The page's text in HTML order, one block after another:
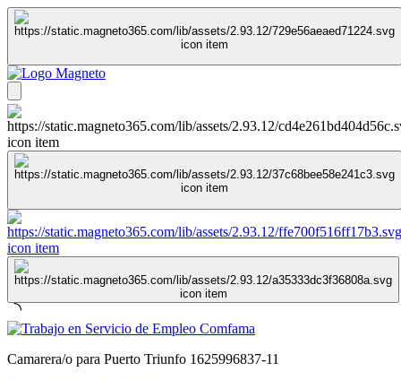
Camarera/o para Puerto Triunfo 1625996837-11